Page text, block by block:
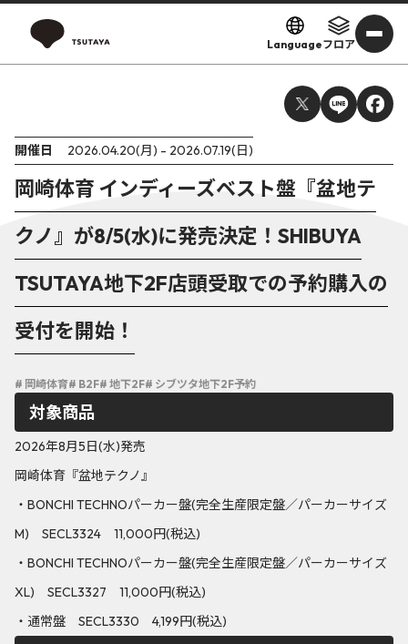
Languageフロア
開催日 2026.04.20(月) - 2026.07.19(日)
岡崎体育 インディーズベスト盤『盆地テ
クノ』が8/5(水)に発売決定！SHIBUYA
TSUTAYA地下2F店頭受取での予約購入の
受付を開始！
# 岡崎体育# B2F# 地下2F# シブツタ地下2F予約
対象商品
2026年8月5日(水)発売
岡崎体育『盆地テクノ』
・BONCHI TECHNOパーカー盤(完全生産限定盤／パーカーサイズ
M) SECL3324 11,000円(税込)
・BONCHI TECHNOパーカー盤(完全生産限定盤／パーカーサイズ
XL) SECL3327 11,000円(税込)
・通常盤 SECL3330 4,199円(税込)